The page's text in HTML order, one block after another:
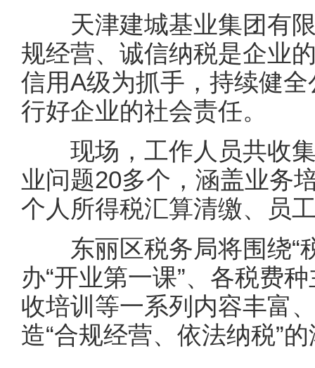
天津建城基业集团有限
规经营、诚信纳税是企业
信用A级为抓手，持续健
行好企业的社会责任。
现场，工作人员共收集
业问题20多个，涵盖业务
个人所得税汇算清缴、员
东丽区税务局将围绕“税
办“开业第一课”、各税费
收培训等一系列内容丰富
造“合规经营、依法纳税”